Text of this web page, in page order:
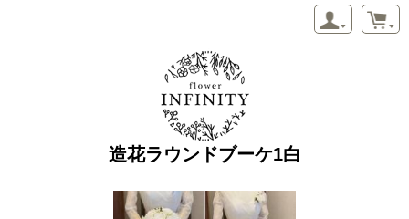
造花ラウンドブーケ1白